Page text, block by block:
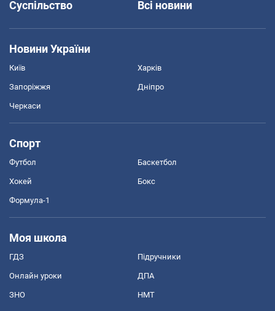
Суспільство
Всі новини
Новини України
Київ Харків
Запоріжжя Дніпро
Черкаси
Спорт
Футбол Баскетбол
Хокей Бокс
Формула-1
Моя школа
ГДЗ Підручники
Онлайн уроки ДПА
ЗНО НМТ